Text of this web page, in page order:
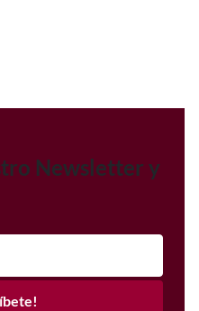
Newsletter y